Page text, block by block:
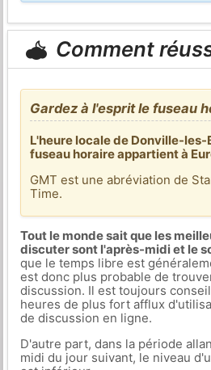
Comment
Gardez à l'esprit le fuseau
L'heure locale de Donville-les-
fuseau horaire appartient à
GMT est une abréviation de
Time.
Tout le monde sait que les
discuter sont l'après-midi et le
que le temps libre est
est donc plus probable de
discussion. Il est toujours
heures de plus fort afflux
de discussion en ligne.
D'autre part, dans la période
midi du jour suivant, le niveau